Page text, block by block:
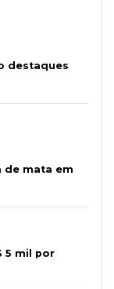
destaques
de mata em
5 mil por